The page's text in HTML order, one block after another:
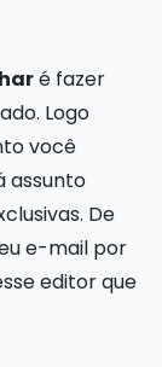
é fazer
Logo
você
assunto
De
e-mail por
editor que